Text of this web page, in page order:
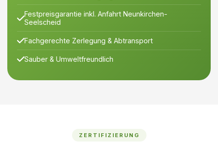
Festpreisgarantie inkl. Anfahrt Neunkirchen-
Seelscheid
Fachgerechte Zerlegung & Abtransport
Sauber & Umweltfreundlich
ZERTIFIZIERUNG